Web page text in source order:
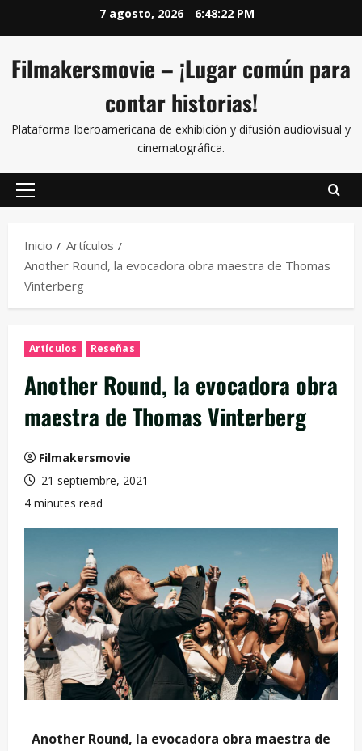
7 agosto, 2026 6:48:23 PM
Filmakersmovie – ¡Lugar común para
contar historias!
Plataforma Iberoamericana de exhibición y difusión audiovisual y
cinematográfica.
Inicio
Artículos
Another Round, la evocadora obra maestra de Thomas
Vinterberg
Artículos Reseñas
Another Round, la evocadora obra
maestra de Thomas Vinterberg
Filmakersmovie
21 septiembre, 2021
4 minutes read
Another Round, la evocadora obra maestra de